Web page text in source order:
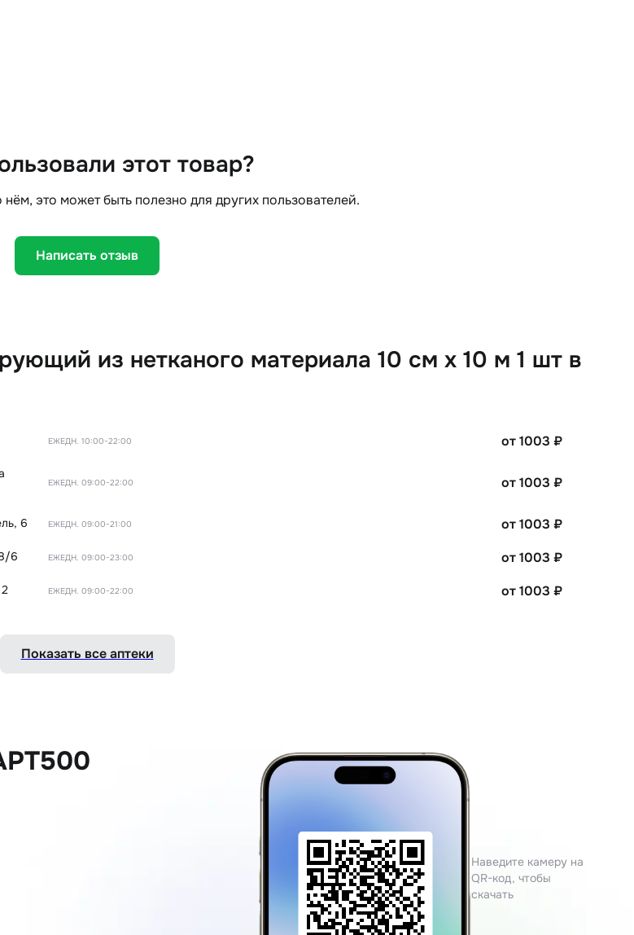
этот товар?
это может быть полезно для других пользователей.
Написать отзыв
из нетканого материала 10 см х 10 м 1 шт в
ЕЖЕДН. 10:00-22:00 от 1003 ₽
ЕЖЕДН. 09:00-22:00 от 1003 ₽
6 ЕЖЕДН. 09:00-21:00 от 1003 ₽
6 ЕЖЕДН. 09:00-23:00 от 1003 ₽
ЕЖЕДН. 09:00-22:00 от 1003 ₽
Показать все аптеки
Наведите камеру на
QR-код, чтобы
скачать